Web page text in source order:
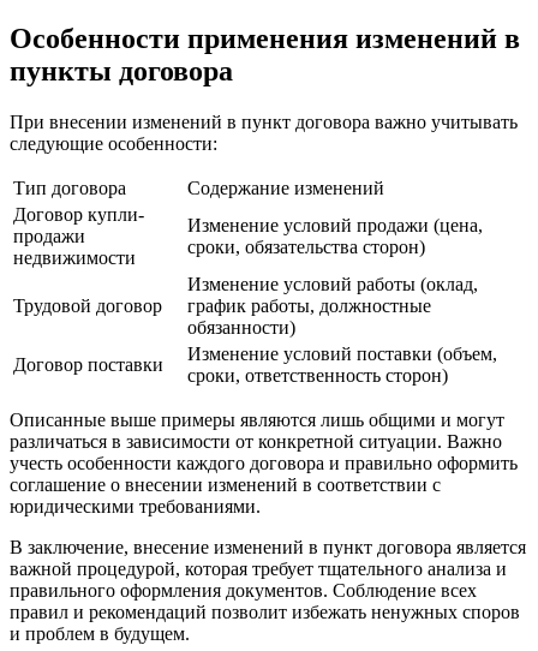
Особенности применения изменений в
пункты договора
При внесении изменений в пункт договора важно учитывать
следующие особенности:
Тип договора
Содержание изменений
Договор купли-
продажи
недвижимости
Изменение условий продажи (цена,
сроки, обязательства сторон)
Трудовой договор
Изменение условий работы (оклад,
график работы, должностные
обязанности)
Договор поставки
Изменение условий поставки (объем,
сроки, ответственность сторон)
Описанные выше примеры являются лишь общими и могут
различаться в зависимости от конкретной ситуации. Важно
учесть особенности каждого договора и правильно оформить
соглашение о внесении изменений в соответствии с
юридическими требованиями.
В заключение, внесение изменений в пункт договора является
важной процедурой, которая требует тщательного анализа и
правильного оформления документов. Соблюдение всех
правил и рекомендаций позволит избежать ненужных споров
и проблем в будущем.